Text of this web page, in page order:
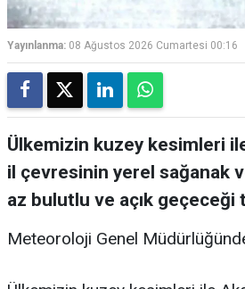
Yayınlanma: 08 Ağustos 2026 Cumartesi 00:16
Ülkemizin kuzey kesimleri
il çevresinin yerel sağanak
az bulutlu ve açık geçeceği
Meteoroloji Genel